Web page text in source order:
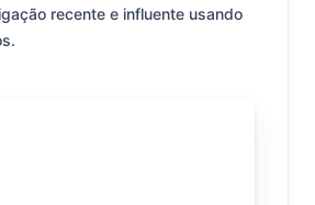
recente e influente usando